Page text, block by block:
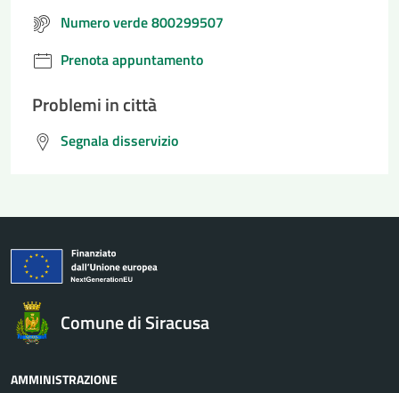
Numero verde 800299507
Prenota appuntamento
Problemi in città
Segnala disservizio
Comune di Siracusa
AMMINISTRAZIONE